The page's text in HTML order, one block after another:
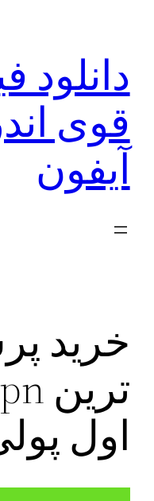
دانلود
قوی
آیفون
خرید
اول